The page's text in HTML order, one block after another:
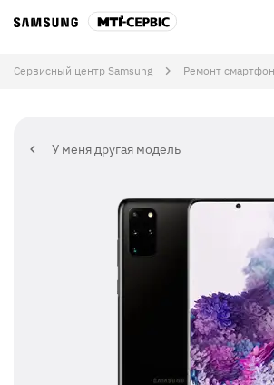
Сервисный центр Samsung Ремонт
У меня другая модель